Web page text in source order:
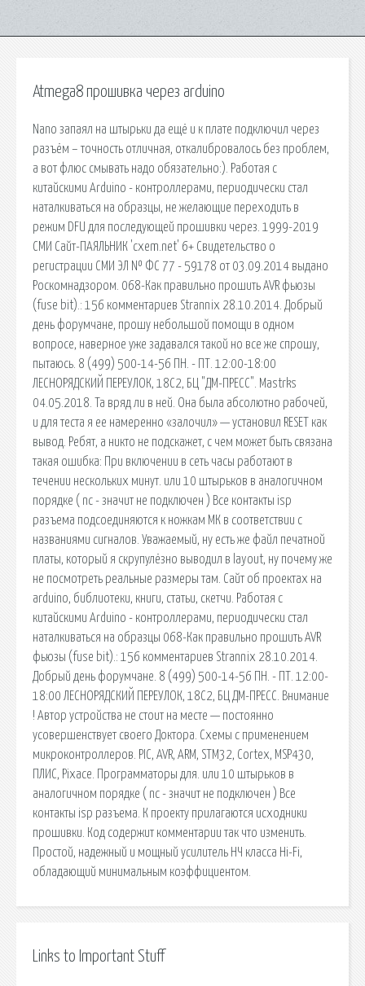
Atmega8 прошивка через arduino
Nano запаял на штырьки да ещё и к плате подключил через
разъём – точность отличная, откалибровалось без проблем,
а вот флюс смывать надо обязательно:). Работая с
китайскими Arduino - контроллерами, периодически стал
наталкиваться на образцы, не желающие переходить в
режим DFU для последующей прошивки через. 1999-2019
СМИ Сайт-ПАЯЛЬНИК 'cxem.net' 6+ Свидетельство о
регистрации СМИ ЭЛ № ФС 77 - 59178 от 03.09.2014 выдано
Роскомнадзором. 068-Как правильно прошить AVR фьюзы
(fuse bit).: 156 комментариев Strannix 28.10.2014. Добрый
день форумчане, прошу небольшой помощи в одном
вопросе, наверное уже задавался такой но все же спрошу,
пытаюсь. 8 (499) 500-14-56 ПН. - ПТ. 12:00-18:00
ЛЕСНОРЯДСКИЙ ПЕРЕУЛОК, 18С2, БЦ "ДМ-ПРЕСС". Mastrks
04.05.2018. Та вряд ли в ней. Она была абсолютно рабочей,
и для теста я ее намеренно «залочил» — установил RESET как
вывод. Ребят, а никто не подскажет, с чем может быть связана
такая ошибка: При включении в сеть часы работают в
течении нескольких минут. или 10 штырьков в аналогичном
порядке ( nc - значит не подключен ) Все контакты isp
разъема подсоединяются к ножкам МК в соответствии с
названиями сигналов. Уважаемый, ну есть же файл печатной
платы, который я скрупулёзно выводил в layout, ну почему же
не посмотреть реальные размеры там. Сайт об проектах на
arduino, библиотеки, книги, статьи, скетчи. Работая с
китайскими Arduino - контроллерами, периодически стал
наталкиваться на образцы 068-Как правильно прошить AVR
фьюзы (fuse bit).: 156 комментариев Strannix 28.10.2014.
Добрый день форумчане. 8 (499) 500-14-56 ПН. - ПТ. 12:00-
18:00 ЛЕСНОРЯДСКИЙ ПЕРЕУЛОК, 18С2, БЦ ДМ-ПРЕСС. Внимание
! Автор устройства не стоит на месте — постоянно
усовершенствует своего Доктора. Схемы с применением
микроконтроллеров. PIC, AVR, ARM, STM32, Cortex, MSP430,
ПЛИС, Pixace. Программаторы для. или 10 штырьков в
аналогичном порядке ( nc - значит не подключен ) Все
контакты isp разъема. К проекту прилагаются исходники
прошивки. Код содержит комментарии так что изменить.
Простой, надежный и мощный усилитель НЧ класса Hi-Fi,
обладающий минимальным коэффициентом.
Links to Important Stuff